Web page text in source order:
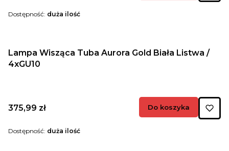
Dostępność: duża ilość
Lampa Wisząca Tuba Aurora Gold Biała Listwa /
4xGU10
Cena
375,99 zł Do koszyka
Dostępność: duża ilość